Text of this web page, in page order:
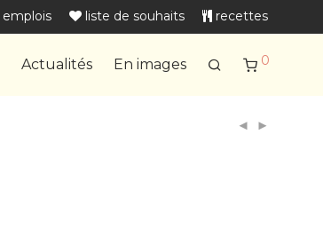
emplois liste de souhaits recettes
Actualités En images 0